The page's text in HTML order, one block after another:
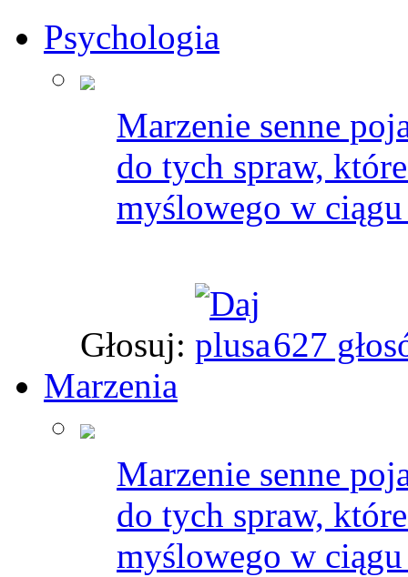
Psychologia
Marzenie senne
do tych spraw,
myślowego w
Głosuj:
627
Marzenia
Marzenie senne
do tych spraw,
myślowego w